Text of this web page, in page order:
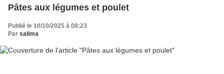
Pâtes aux légumes et poulet
Publié le 10/10/2025 à 08:23
Par salima